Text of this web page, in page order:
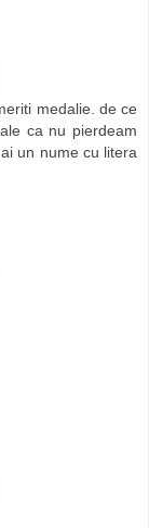
medalie. de ce
ca nu pierdeam
un nume cu litera